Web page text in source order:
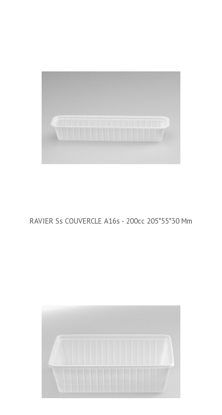
RAVIER Ss COUVERCLE A16s - 200cc 205*55*30 Mm